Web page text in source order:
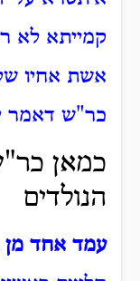
קמייתא לא
אשת אחיו
כר"ש דאמר
כמאן
הנולדים
עמד אחד מן